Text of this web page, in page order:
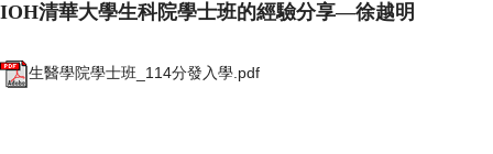
IOH清華大學生科院學士班的經驗分享—徐越明
生醫學院學士班_114分發入學.pdf